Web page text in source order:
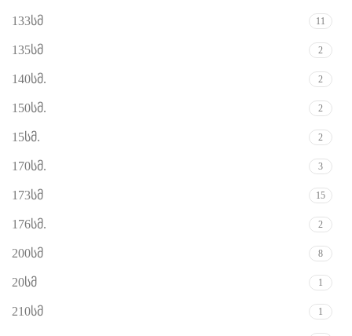
133სმ 11
135სმ 2
140სმ. 2
150სმ. 2
15სმ. 2
170სმ. 3
173სმ 15
176სმ. 2
200სმ 8
20სმ 1
210სმ 1